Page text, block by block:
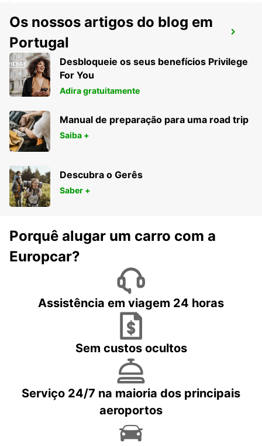
VASTO
VASTO - ITALY
Os nossos artigos do blog em
Portugal
Desbloqueie os seus benefícios Privilege
For You
Adira gratuitamente
Manual de preparação para uma road trip
Saiba +
Descubra o Gerês
Saber +
Porquê alugar um carro com a
Europcar?
Assistência em viagem 24 horas
Sem custos ocultos
Serviço 24/7 na maioria dos principais
aeroportos